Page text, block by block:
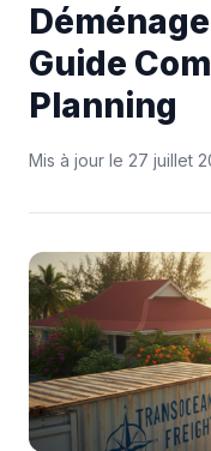
Guide
Planning
Mis à jour le 27 juillet